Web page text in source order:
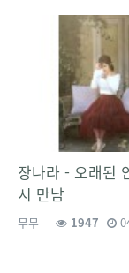
장나라 - 오래된
시 만남
무무 1947